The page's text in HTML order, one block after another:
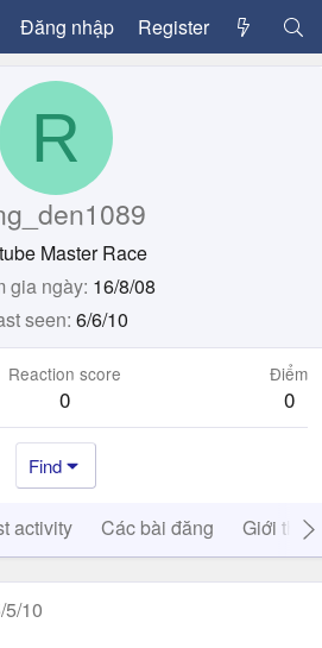
Đăng nhập Register
R
Master Race
gia ngày 16/8/08
seen 6/6/10
Reaction score
0
Điểm
0
Find
activity Các bài đăng Giới thiệu
5/10